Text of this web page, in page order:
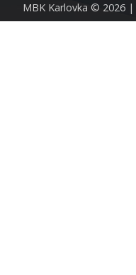
MBK Karlovka © 2026 |